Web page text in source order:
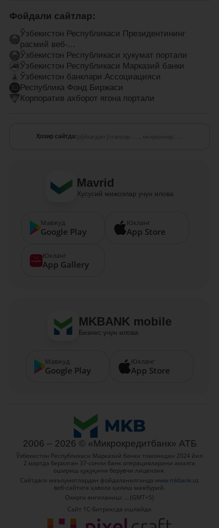
Фойдали сайтлар:
Ўзбекистон Республикаси Президентининг
расмий веб-...
Ўзбекистон Республикаси ҳукумат портали
Ўзбекистон Республикаси Марказий банки
Ўзбекистон банклари Ассоциацияси
Республика Фонд Биржаси
Корпоратив ахборот ягона портали
Ҳозир сайтда:рўйхатдан ўтганлар - ..., меҳмонлар - ...
Mavrid
Хусусий мижозлар учун илова
Мавжуд
Google Play
Юкланг
App Store
Юкланг
App Gallery
MKBANK mobile
Бизнес учун илова
Мавжуд
Google Play
Юкланг
App Store
2006 – 2026 © «Микрокредитбанк» АТБ
Ўзбекистон Республикаси Марказий банки томонидан 2024 йил
2 мартда берилган 37-сонли банк операцияларини амалга
ошириш ҳуқуқини берувчи лицензия.
Сайтдаги маълумотлардан фойдаланилганда www.mkbank.uz
веб-сайтига ҳавола қилиш мажбурий.
Охирги янгиланиш: ... (GMT+5)
Сайт 1C-Битриксда ишлайди